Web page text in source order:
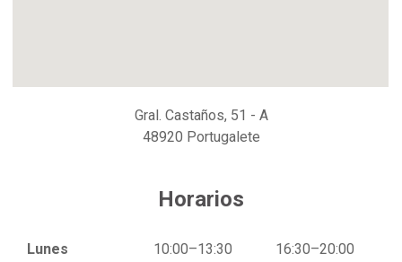
Gral. Castaños, 51 - A
48920 Portugalete
Horarios
Lunes 10:00–13:30
16:30–20:00